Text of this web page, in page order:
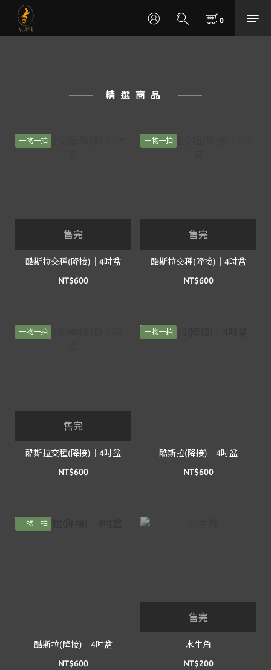
精選商品
一物一拍
售完
酷斯拉交種(降接)｜4吋盆
NT$600
一物一拍
售完
酷斯拉交種(降接)｜4吋盆
NT$600
一物一拍
售完
酷斯拉交種(降接)｜4吋盆
NT$600
一物一拍
酷斯拉(降接)｜4吋盆
NT$600
一物一拍
酷斯拉(降接)｜4吋盆
NT$600
售完
水牛角
NT$200